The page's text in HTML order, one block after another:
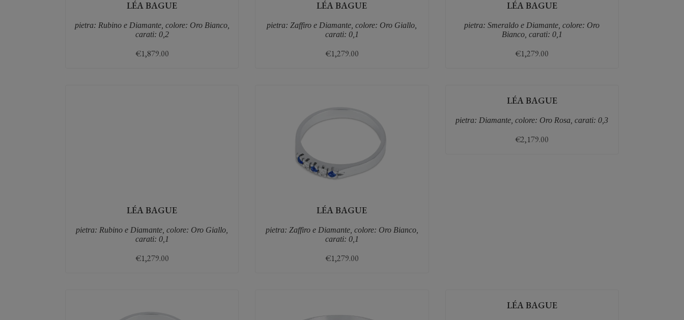
LÉA BAGUE
pietra: Rubino e Diamante, colore: Oro Bianco,
carati: 0,2
€1,879.00
LÉA BAGUE
pietra: Zaffiro e Diamante, colore: Oro Giallo,
carati: 0,1
€1,279.00
LÉA BAGUE
pietra: Smeraldo e Diamante, colore: Oro
Bianco, carati: 0,1
€1,279.00
LÉA BAGUE
pietra: Rubino e Diamante, colore: Oro Giallo,
carati: 0,1
€1,279.00
LÉA BAGUE
pietra: Zaffiro e Diamante, colore: Oro Bianco,
carati: 0,1
€1,279.00
LÉA BAGUE
pietra: Diamante, colore: Oro Rosa, carati: 0,3
€2,179.00
LÉA BAGUE